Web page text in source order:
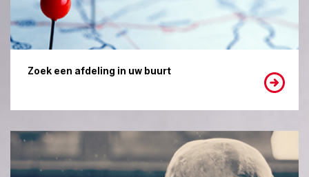
Zoek een afdeling in uw buurt